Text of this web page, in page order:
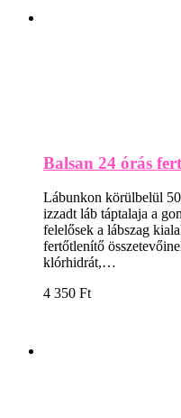
Balsan 24 órás
Lábunkon körülbelül
izzadt láb táptalaja a
felelősek a lábszag
fertőtlenítő
klórhidrát,…
4 350 Ft